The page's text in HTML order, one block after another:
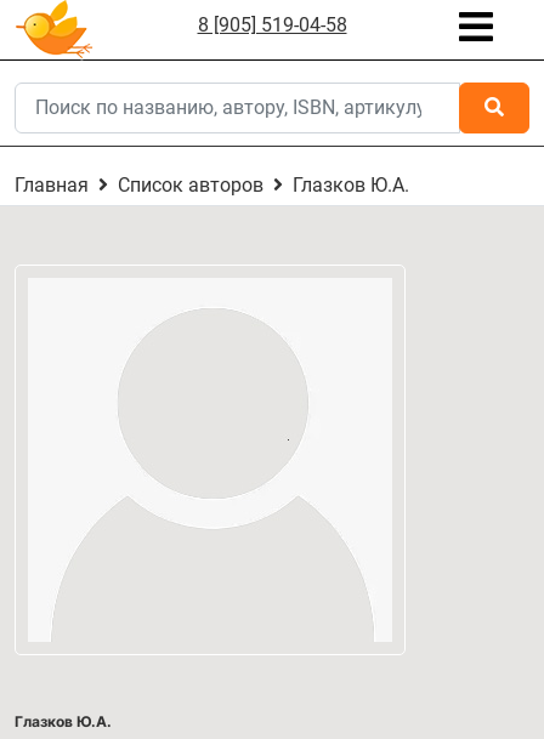
8 [905] 519-04-58
Главная Список авторов Глазков Ю.А.
Глазков Ю.А.